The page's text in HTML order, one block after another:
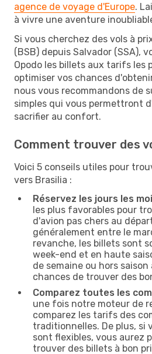
agence de voyage d'Europe.
à vivre une aventure
Si vous cherchez des vols à
(BSB) depuis Salvador (SSA),
Opodo les billets aux tarifs les
optimiser vos chances
nous vous recommandons de
simples qui vous permettront
sacrifier au confort.
Comment trouver des
Voici 5 conseils utiles pour
vers Brasilia :
Réservez les jours les
les plus favorables pour
d'avion pas chers au
généralement entre le
revanche, les billets sont
week-end et en haute
de semaine ou hors
chances de trouver des
Comparez toutes les
une fois notre moteur de
comparez les tarifs des
traditionnelles. De plus, si
sont flexibles, vous aurez
trouver des billets à bon